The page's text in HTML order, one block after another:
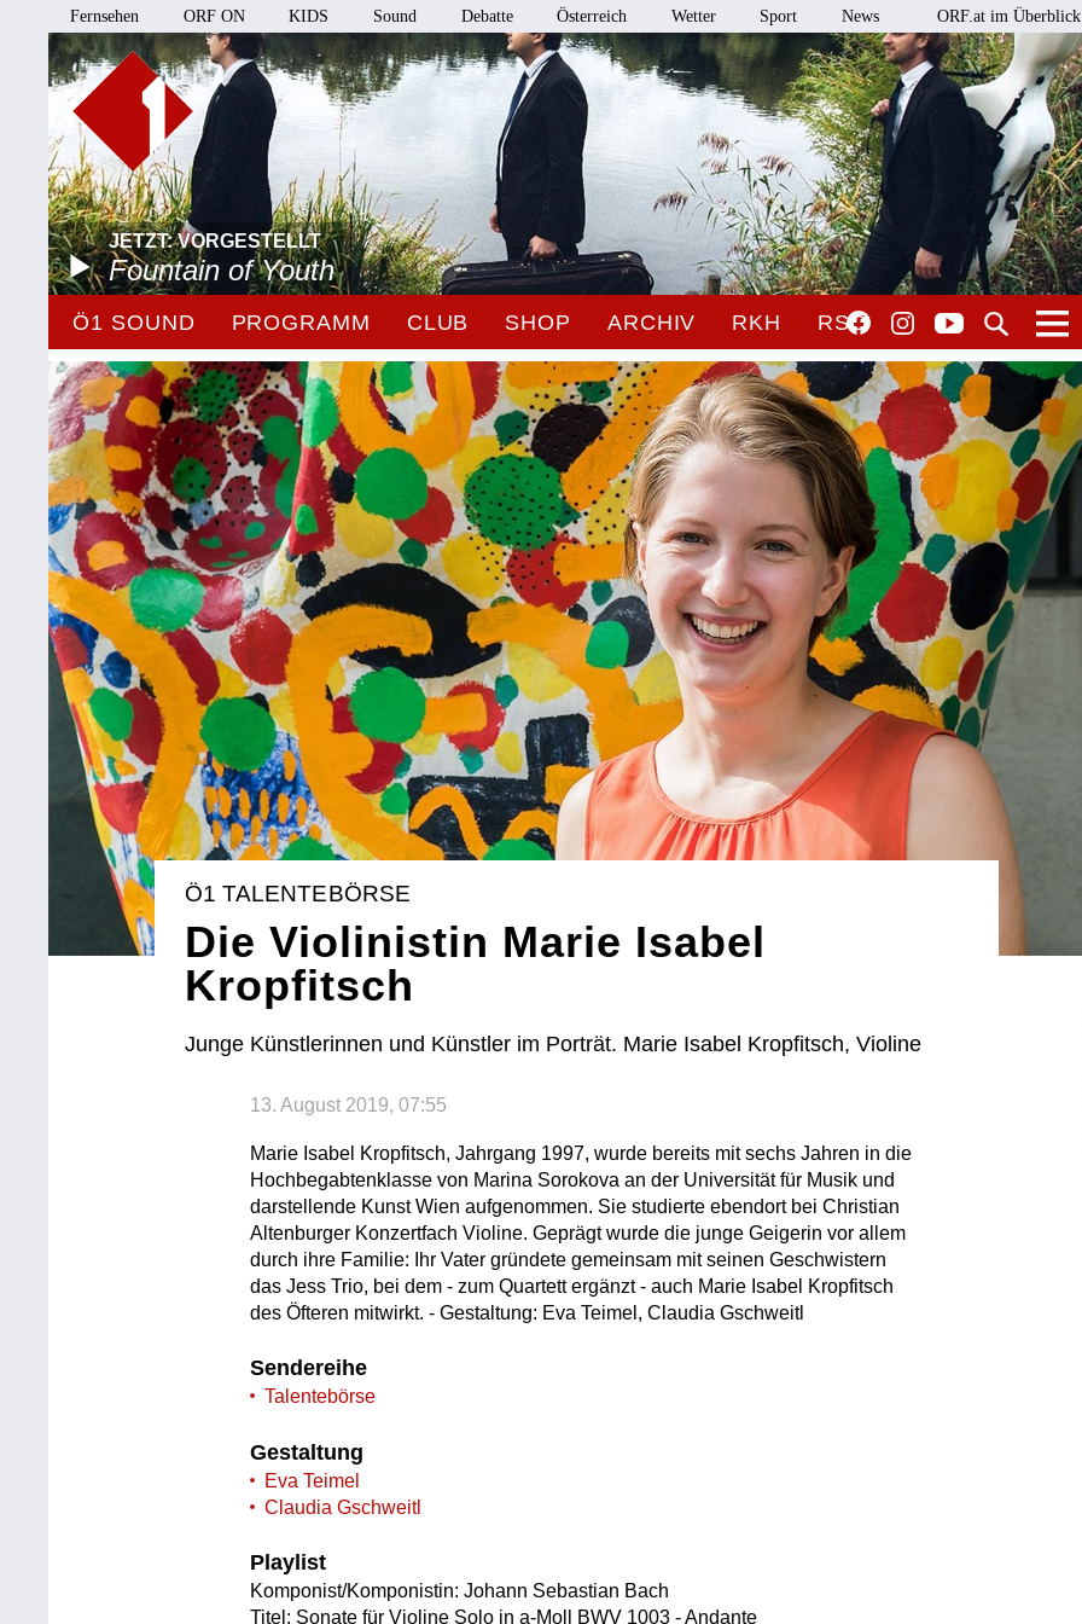
Fernsehen ORF ON KIDS Sound Debatte Österreich Wetter Sport News ORF.at im Überblick
JETZT: VORGESTELLT
Fountain of Youth
Ö1 SOUND PROGRAMM CLUB SHOP ARCHIV RKH RSO
Ö1 TALENTEBÖRSE
Die Violinistin Marie Isabel
Kropfitsch
Junge Künstlerinnen und Künstler im Porträt. Marie Isabel Kropfitsch, Violine
13. August 2019, 07:55
Marie Isabel Kropfitsch, Jahrgang 1997, wurde bereits mit sechs Jahren in die
Hochbegabtenklasse von Marina Sorokova an der Universität für Musik und
darstellende Kunst Wien aufgenommen. Sie studierte ebendort bei Christian
Altenburger Konzertfach Violine. Geprägt wurde die junge Geigerin vor allem
durch ihre Familie: Ihr Vater gründete gemeinsam mit seinen Geschwistern
das Jess Trio, bei dem - zum Quartett ergänzt - auch Marie Isabel Kropfitsch
des Öfteren mitwirkt. - Gestaltung: Eva Teimel, Claudia Gschweitl
Sendereihe
Talentebörse
Gestaltung
Eva Teimel
Claudia Gschweitl
Playlist
Komponist/Komponistin: Johann Sebastian Bach
Titel: Sonate für Violine Solo in a-Moll BWV 1003 - Andante